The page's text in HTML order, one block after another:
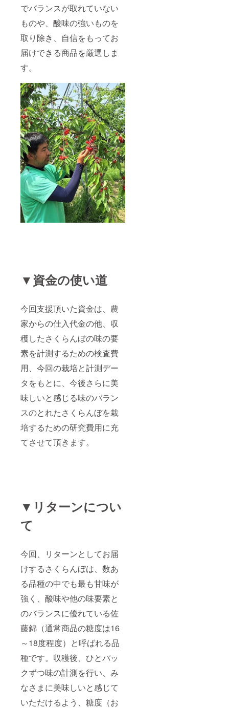
でバランスが取れていない
ものや、酸味の強いものを
取り除き、自信をもってお
届けできる商品を厳選しま
す。
▼資金の使い道
今回支援頂いた資金は、農
家からの仕入代金の他、収
穫したさくらんぼの味の要
素を計測するための検査費
用、今回の栽培と計測デー
タをもとに、今後さらに美
味しいと感じる味のバラン
スのとれたさくらんぼを栽
培するための研究費用に充
てさせて頂きます。
▼リターンについ
て
今回、リターンとしてお届
けするさくらんぼは、数あ
る品種の中でも最も甘味が
強く、酸味や他の味要素と
のバランスに優れている佐
藤錦（通常商品の糖度は16
～18度程度）と呼ばれる品
種です。収穫後、ひとパッ
クずつ味の計測を行い、み
なさまに美味しいと感じて
いただけるよう、糖度（お